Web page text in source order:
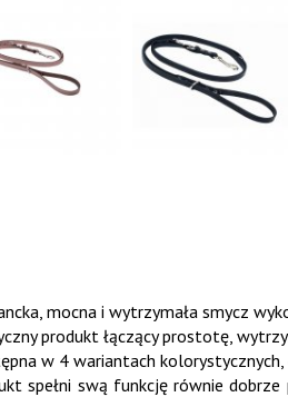
mocna i wytrzymała smycz
produkt łączący prostotę,
w 4 wariantach
spełni swą funkcję równie